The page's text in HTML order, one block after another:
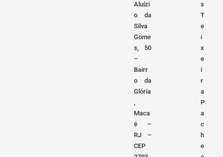
Aluízi
o da
Silva
Gome
s, 50
–
Bairr
o da
Glória
,
Maca
é –
RJ –
CEP
s
T
e
i
x
e
i
r
a
P
a
c
h
e